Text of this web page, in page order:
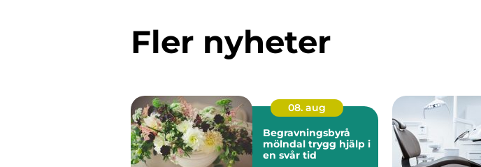
Fler nyheter
08. aug
Begravningsbyrå
mölndal trygg hjälp i
en svår tid